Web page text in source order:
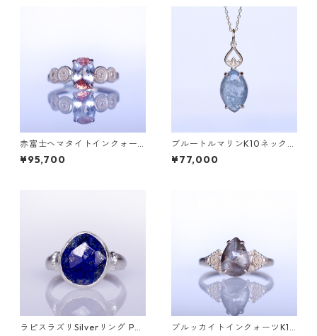
赤富士ヘマタイトインクォー
ツK10リング DAHMA(ダーマ)
[D052]
¥95,700
ブルートルマリンK10ネックレ
ス HASU(ハス) [H001]
¥77,000
ラピスラズリSilverリング PA
ブルッカイトインクォーツK10